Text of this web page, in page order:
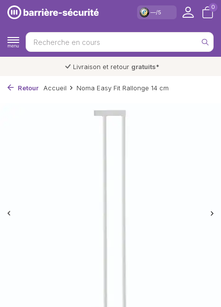
—/5
0
Livraison et retour gratuits*
Retour Accueil Noma Easy Fit Rallonge 14 cm